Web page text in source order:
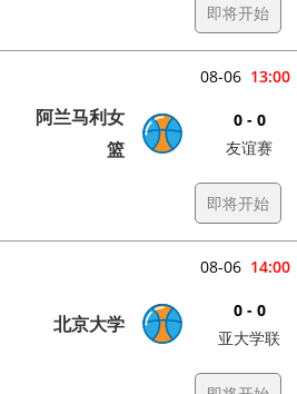
即将开始
13:00
08-06
阿兰马利女
篮
0 - 0
友谊赛
即将开始
14:00
08-06
北京大学
0 - 0
亚大学联